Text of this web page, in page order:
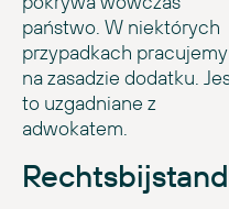
państwo. W niektórych
przypadkach pracujemy
na zasadzie dodatku.
to uzgadniane z
adwokatem.